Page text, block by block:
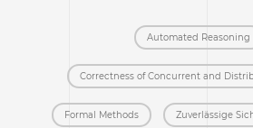
Automated Reasoning
Correctness of Concurrent and
Formal Methods Zuverlässige